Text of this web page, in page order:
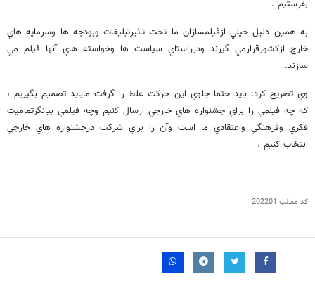
بفرستيم .
به همين دليل خيلي ازفيلمسازان ما تحت تاثيرتبليغات وبودجه ها وسرمايه هاي
خارج ازكشورقرارمي گيرند ودرراستاي سياست ها وخواسته هاي آنها فيلم مي
سازند.
وي تصريح كرد: بايد حتما جلوي اين حركت غلط را گرفت مابايد تصميم بگيريم ،
كه چه فيلمي را براي جشنواره هاي خارجي ارسال كنيم وچه فيلمي بيانگرتماميت
فكري وفرهنگي واعتقادي ما است وآن را براي شركت درجشنواره هاي خارجي
انتخاب كنيم .
کد مطلب 202201